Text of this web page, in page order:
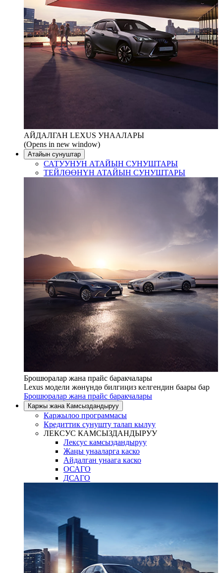
АЙДАЛГАН LEXUS УНААЛАРЫ
(Opens in new window)
Атайын сунуштар
САТУУНУН АТАЙЫН СУНУШТАРЫ
ТЕЙЛӨӨНҮН АТАЙЫН СУНУШТАРЫ
Брошюралар жана прайс баракчалары
Lexus модели жөнүндө билгиңиз келгендин баары бар
Брошюралар жана прайс баракчалары
Каржы жана Камсыздандыруу
Каржылоо программасы
Кредиттик сунушту талап кылуу
ЛЕКСУС КАМСЫЗДАНДЫРУУ
Лексус камсыздандыруу
Жаңы унааларга каско
Айдалган унаага каско
ОСАГО
ДСАГО